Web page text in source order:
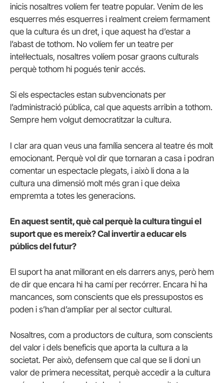
inicis nosaltres volíem fer teatre popular. Venim de les
esquerres més esquerres i realment creiem fermament
que la cultura és un dret, i que aquest ha d’estar a
l’abast de tothom. No volíem fer un teatre per
intel·lectuals, nosaltres volíem posar graons culturals
perquè tothom hi pogués tenir accés.
Si els espectacles estan subvencionats per
l’administració pública, cal que aquests arribin a tothom.
Sempre hem volgut democratitzar la cultura.
I clar ara quan veus una família sencera al teatre és molt
emocionant. Perquè vol dir que tornaran a casa i podran
comentar un espectacle plegats, i això li dona a la
cultura una dimensió molt més gran i que deixa
empremta a totes les generacions.
En aquest sentit, què cal perquè la cultura tingui el
suport que es mereix? Cal invertir a educar els
públics del futur?
El suport ha anat millorant en els darrers anys, però hem
de dir que encara hi ha camí per recórrer. Encara hi ha
mancances, som conscients que els pressupostos es
poden i s’han d’ampliar per al sector cultural.
Nosaltres, com a productors de cultura, som conscients
del valor i dels beneficis que aporta la cultura a la
societat. Per això, defensem que cal que se li doni un
valor de primera necessitat, perquè accedir a la cultura